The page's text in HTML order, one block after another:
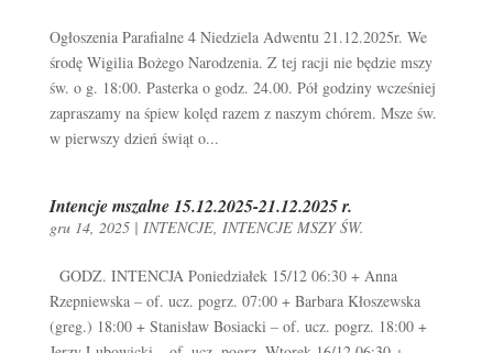
Ogłoszenia Parafialne 4 Niedziela Adwentu 21.12.2025r. We
środę Wigilia Bożego Narodzenia. Z tej racji nie będzie mszy
św. o g. 18:00. Pasterka o godz. 24.00. Pół godziny wcześniej
zapraszamy na śpiew kolęd razem z naszym chórem. Msze św.
w pierwszy dzień świąt o...
Intencje mszalne 15.12.2025-21.12.2025 r.
gru 14, 2025| INTENCJE, INTENCJE MSZY ŚW.
GODZ. INTENCJA Poniedziałek 15/12 06:30 + Anna
Rzepniewska – of. ucz. pogrz. 07:00 + Barbara Kłoszewska
(greg.) 18:00 + Stanisław Bosiacki – of. ucz. pogrz. 18:00 +